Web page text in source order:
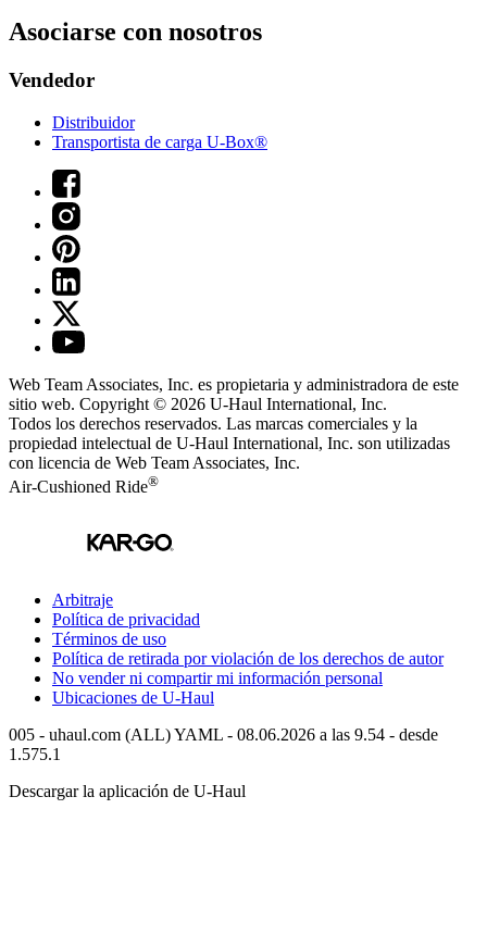
Asociarse con nosotros
Vendedor
Distribuidor
Transportista de carga U-Box®
Web Team Associates, Inc. es propietaria y administradora de este
sitio web. Copyright © 2026 U-Haul International, Inc.
Todos los derechos reservados. Las marcas comerciales y la
propiedad intelectual de U-Haul International, Inc. son utilizadas
con licencia de Web Team Associates, Inc.
Air-Cushioned Ride®
Arbitraje
Política de privacidad
Términos de uso
Política de retirada por violación de los derechos de autor
No vender ni compartir mi información personal
Ubicaciones de U-Haul
005 - uhaul.com (ALL) YAML - 08.06.2026 a las 9.54 - desde
1.575.1
Descargar la aplicación de U-Haul